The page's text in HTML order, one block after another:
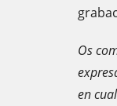
Os
en